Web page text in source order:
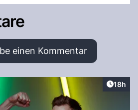
einen Kommentar
Artikel
18h